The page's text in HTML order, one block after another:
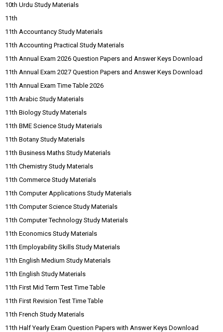
10th Urdu Study Materials
11th
11th Accountancy Study Materials
11th Accounting Practical Study Materials
11th Annual Exam 2026 Question Papers and Answer Keys Download
11th Annual Exam 2027 Question Papers and Answer Keys Download
11th Annual Exam Time Table 2026
11th Arabic Study Materials
11th Biology Study Materials
11th BME Science Study Materials
11th Botany Study Materials
11th Business Maths Study Materials
11th Chemistry Study Materials
11th Commerce Study Materials
11th Computer Applications Study Materials
11th Computer Science Study Materials
11th Computer Technology Study Materials
11th Economics Study Materials
11th Employability Skills Study Materials
11th English Medium Study Materials
11th English Study Materials
11th First Mid Term Test Time Table
11th First Revision Test Time Table
11th French Study Materials
11th Half Yearly Exam Question Papers with Answer Keys Download